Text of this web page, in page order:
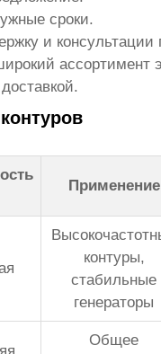
сроки.
и консультации
ассортимент
Применение
контуры,
стабильные
генераторы
Общее